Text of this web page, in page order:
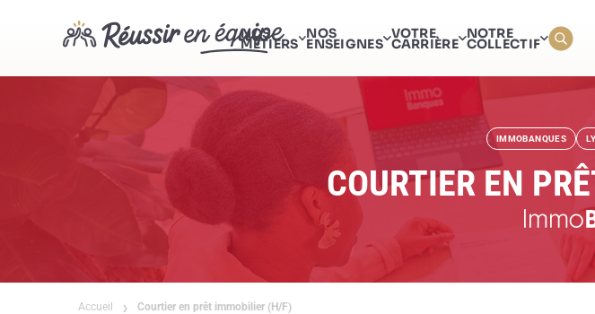
NOS
MÉTIERS
NOS
ENSEIGNES
VOTRE
CARRIÈRE
NOTRE
COLLECTIF
IMMOBANQUES
COURTIER EN
Accueil Courtier en prêt immobilier (H/F)